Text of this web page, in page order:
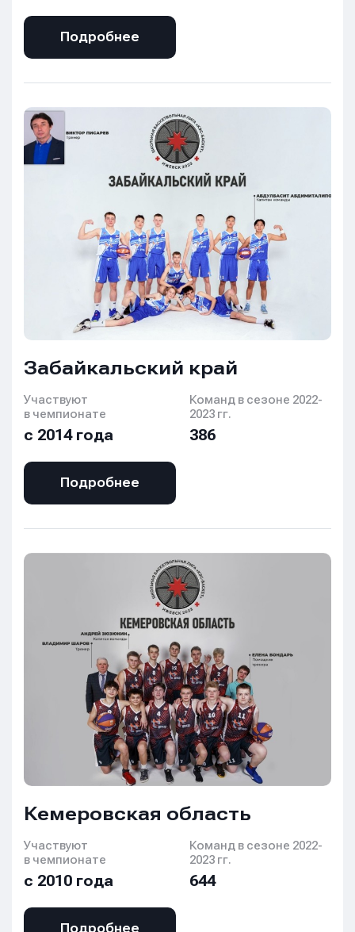
Подробнее
Забайкальский край
Участвуют
в чемпионате
с 2014 года
Команд в сезоне 2022-
2023 гг.
386
Подробнее
Кемеровская область
Участвуют
в чемпионате
с 2010 года
Команд в сезоне 2022-
2023 гг.
644
Подробнее